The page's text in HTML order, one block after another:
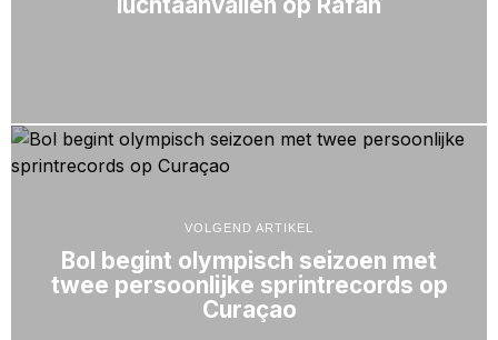
VOLGEND ARTIKEL
Bol begint olympisch seizoen met
twee persoonlijke sprintrecords op
Curaçao